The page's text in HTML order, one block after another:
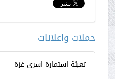
حملات واعلانات
تعبئة استمارة اسرى غزة